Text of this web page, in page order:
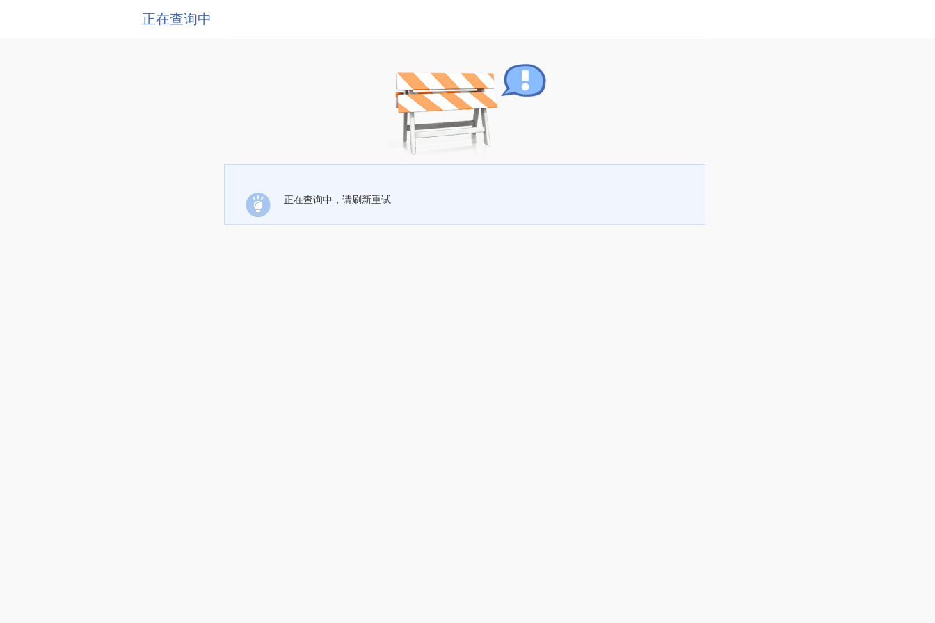
正在查询中
正在查询中，请刷新重试